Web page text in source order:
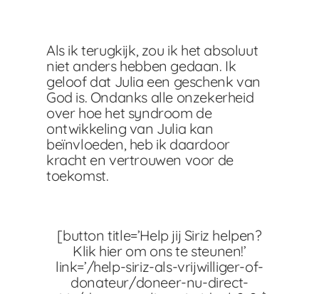
Als ik terugkijk, zou ik het absoluut
niet anders hebben gedaan. Ik
geloof dat Julia een geschenk van
God is. Ondanks alle onzekerheid
over hoe het syndroom de
ontwikkeling van Julia kan
beïnvloeden, heb ik daardoor
kracht en vertrouwen voor de
toekomst.
[button title=’Help jij Siriz helpen?
Klik hier om ons te steunen!’
link=’/help-siriz-als-vrijwilliger-of-
donateur/doneer-nu-direct-